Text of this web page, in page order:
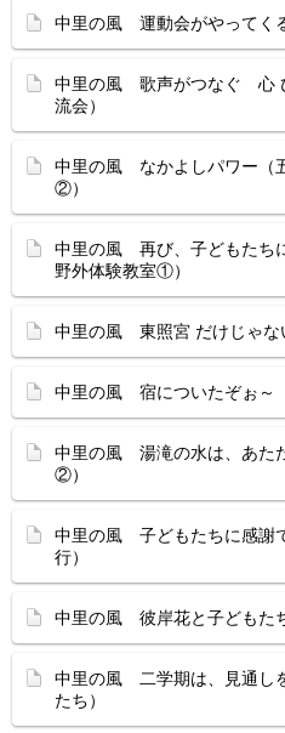
中里の風 運動会がやってく
中里の風 歌声がつなぐ 心
流会）
中里の風 なかよしパワー（
②）
中里の風 再び、子どもたち
野外体験教室①）
中里の風 東照宮 だけじゃな
中里の風 宿についたぞぉ～
中里の風 湯滝の水は、あた
②）
中里の風 子どもたちに感謝
行）
中里の風 彼岸花と子どもた
中里の風 二学期は、見通し
たち）